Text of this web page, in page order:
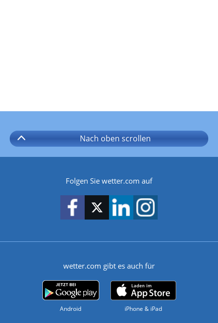
Nach oben scrollen
Folgen Sie wetter.com auf
wetter.com gibt es auch für
Android iPhone & iPad